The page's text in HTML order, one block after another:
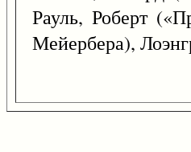
Рауль, Роберт
Мейербера),